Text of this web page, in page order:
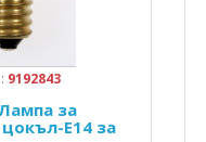
9192843
за
E14 за